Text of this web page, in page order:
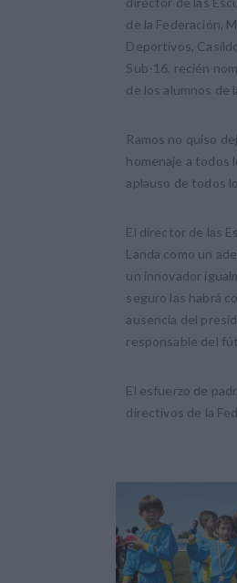
de la Federación,
Deportivos,
Sub-16, recién
de los alumnos de
Ramos no quiso
homenaje a todos
aplauso de todos
El director de las
Landa como un
un innovador
seguro las habrá
ausencia del
responsable del
El esfuerzo de
directivos de la